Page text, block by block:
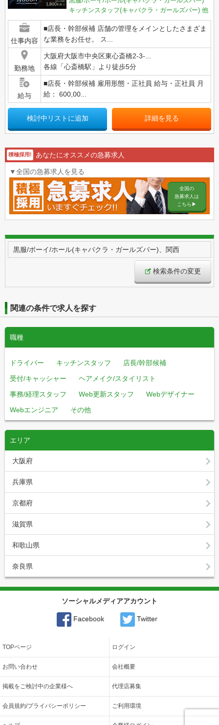
キッチンスタッフ(キャバクラ・ガールズバー) 他
仕事内容
■店長・幹部候補 店舗の管理をメインとしたさまざま
な業務をお任せ。 ス...
勤務地
大阪府大阪市中央区東心斎橋2-3-...
各線「心斎橋駅」より徒歩5分
給与
■店長・幹部候補 雇用形態・正社員 給与・正社員 月
給： 600,00...
検討中リストに追加 詳細を見る
積極採用! あなたにオススメの急募求人
▼全国の急募求人を見る
全国の
急募求人は
こちら▶︎
黒服/ボーイ/ホール(キャバクラ・ガールズバー)、関西
検索条件の変更
関連の条件で求人を探す
職種
ドライバー キッチンスタッフ
店長/幹部候補
受付/キャッシャー
ヘアメイク/スタイリスト
事務/経理スタッフ
Web更新スタッフ
Webデザイナー
Webエンジニア
その他
エリア
大阪府
兵庫県
京都府
滋賀県
和歌山県
奈良県
ソーシャルメディアアカウント
Facebook Twitter
TOPページ ログイン
お問い合わせ 会社概要
掲載をご検討中の企業様へ 代理店募集
会員規約/プライバシーポリシー ご利用環境